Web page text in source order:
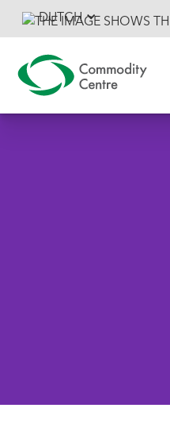
DUTCH